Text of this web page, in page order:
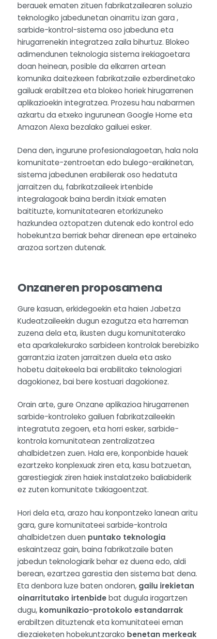
berauek ematen zituen fabrikatzailearen soluzio
teknologiko jabedunetan oinarritu izan gara ,
sarbide-kontrol-sistema oso jabeduna eta
hirugarrenekin integratzea zaila bihurtuz. Blokeo
adimendunen teknologia sistema irekiagoetara
doan heinean, posible da elkarren artean
komunika daitezkeen fabrikatzaile ezberdinetako
gailuak erabiltzea eta blokeo horiek hirugarrenen
aplikazioekin integratzea. Prozesu hau nabarmen
azkartu da etxeko ingurunean Google Home eta
Amazon Alexa bezalako gailuei esker.
Dena den, ingurune profesionalagoetan, hala nola
komunitate-zentroetan edo bulego-eraikinetan,
sistema jabedunen erabilerak oso hedatuta
jarraitzen du, fabrikatzaileek irtenbide
integralagoak baina berdin itxiak ematen
baitituzte, komunitatearen etorkizuneko
hazkundea oztopatzen dutenak edo kontrol edo
hobekuntza berriak behar direnean epe ertaineko
arazoa sortzen dutenak.
Onzaneren proposamena
Gure kasuan, erkidegoekin eta haien Jabetza
Kudeatzaileekin dugun ezagutza eta harreman
zuzena dela eta, ikusten dugu komunitaterako
eta aparkalekurako sarbideen kontrolak berebiziko
garrantzia izaten jarraitzen duela eta asko
hobetu daitekeela bai erabilitako teknologiari
dagokionez, bai bere kostuari dagokionez.
Orain arte, gure Onzane aplikazioa hirugarrenen
sarbide-kontroleko gailuen fabrikatzaileekin
integratuta zegoen, eta horri esker, sarbide-
kontrola komunitatean zentralizatzea
ahalbidetzen zuen. Hala ere, konponbide hauek
ezartzeko konplexuak ziren eta, kasu batzuetan,
garestiegiak ziren haiek instalatzeko baliabiderik
ez zuten komunitate txikiagoentzat.
Hori dela eta, arazo hau konpontzeko lanean aritu
gara, gure komunitateei sarbide-kontrola
ahalbidetzen duen puntako teknologia
eskaintzeaz gain, baina fabrikatzaile baten
jabedun teknologiarik behar ez duena edo, aldi
berean, ezartzea garestia den sistema bat dena.
Eta denbora luze baten ondoren, gailu irekietan
oinarritutako irtenbidebat dugula iragartzen
dugu, komunikazio-protokolo estandarrak
erabiltzen dituztenak eta komunitateei eman
diezaieketen hobekuntzarako benetan merkeak